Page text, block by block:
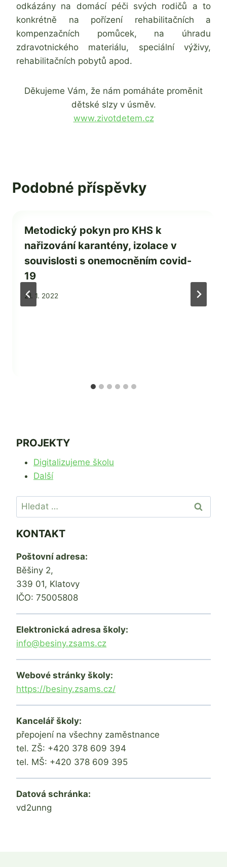
odkázány na domácí péči svých rodičů a to
konkrétně na pořízení rehabilitačních a
kompenzačních pomůcek, na úhradu
zdravotnického materiálu, speciální výživy,
rehabilitačních pobytů apod.
Děkujeme Vám, že nám pomáháte proměnit
dětské slzy v úsměv.
www.zivotdetem.cz
Podobné příspěvky
Metodický pokyn pro KHS k
nařizování karantény, izolace v
souvislosti s onemocněním covid-
19
Od
Mgr.
21. 1. 2022
PROJEKTY
Digitalizujeme školu
Další
Vyhledávání
KONTAKT
Poštovní adresa:
Běšiny 2,
339 01, Klatovy
IČO: 75005808
Elektronická adresa školy:
info@besiny.zsams.cz
Webové stránky školy:
https://besiny.zsams.cz/
Kancelář školy:
přepojení na všechny zaměstnance
tel. ZŠ: +420 378 609 394
tel. MŠ: +420 378 609 395
Datová schránka:
vd2unng